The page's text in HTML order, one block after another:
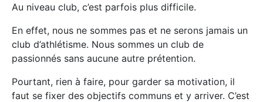
Au niveau club, c’est parfois plus difficile.
En effet, nous ne sommes pas et ne serons jamais un
club d’athlétisme. Nous sommes un club de
passionnés sans aucune autre prétention.
Pourtant, rien à faire, pour garder sa motivation, il
faut se fixer des objectifs communs et y arriver. C’est